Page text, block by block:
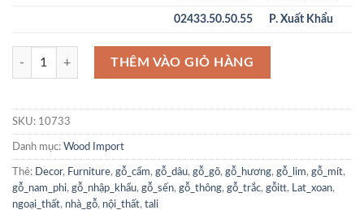
02433.50.50.55 P. Xuất Khẩu
Gỗ Hắc Đàn Nam Mỹ - Curupay số lượng
THÊM VÀO GIỎ HÀNG
SKU: 10733
Danh mục: Wood Import
Thẻ: Decor, Furniture, gỗ_cẩm, gỗ_dâu, gỗ_gõ, gỗ_hương, gỗ_lim, gỗ_mít,
gỗ_nam_phi, gỗ_nhập_khẩu, gỗ_sến, gỗ_thông, gỗ_trắc, gỗitt, Lat_xoan,
ngoại_thất, nhà_gỗ, nội_thất, tali